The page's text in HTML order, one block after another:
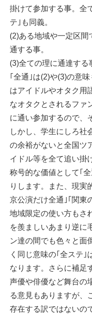
掛けて参加する事。全
テ｣も同義。
(2)ある地域や一定区間
通する事。
(3)全ての理に通達する
｢全通｣は(2)や(3)の意
はアイドルやオタク用
なオタクとされるファ
に通い参加するので、
しかし、学生にしろ社
の余裕がないと全国ツ
イドル等を全て追い掛
称号的な価値として｢
りします。また、現実
京公演だけ全通｣｢関東
地域限定の使い方もさ
を羨ましいあまり逆に
ン達の間でも色々と面
く同じ意味の｢全ステ｣
なります。さらに補足
声優や俳優など舞台の
る意見もありますが、
存在する訳ではないの